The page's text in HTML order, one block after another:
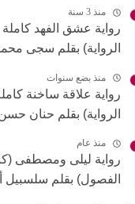
منذ 3 سنة
رواية عشق الفهد
الرواية) بقلم سجى
منذ بضع سنوات
رواية علاقة ساخنة
الرواية) بقلم حنان
منذ عام
رواية ليلى ومصطفى
الفصول) بقلم سلسبيل